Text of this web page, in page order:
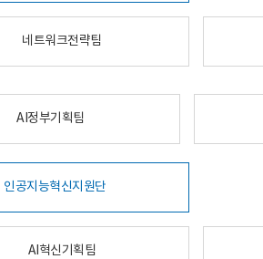
네트워크전략팀
AI정부기획팀
인공지능혁신지원단
AI혁신기획팀